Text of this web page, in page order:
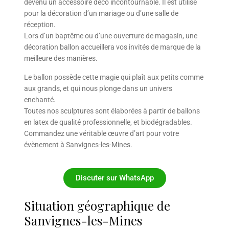
devenu un accessoire déco incontournable. Il est utilisé
pour la décoration d’un mariage ou d’une salle de
réception.
Lors d’un baptême ou d’une ouverture de magasin, une
décoration ballon accueillera vos invités de marque de la
meilleure des manières.
Le ballon possède cette magie qui plaît aux petits comme
aux grands, et qui nous plonge dans un univers
enchanté.
Toutes nos sculptures sont élaborées à partir de ballons
en latex de qualité professionnelle, et biodégradables.
Commandez une véritable œuvre d’art pour votre
évènement à Sanvignes-les-Mines.
Discuter sur WhatsApp
Situation géographique de
Sanvignes-les-Mines